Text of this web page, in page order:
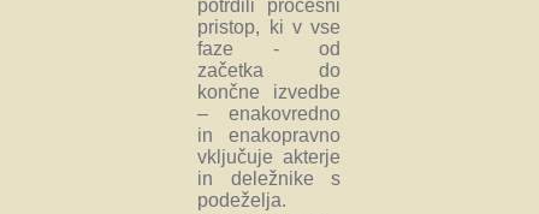
potrdili procesni
pristop, ki v vse
faze - od
začetka do
končne izvedbe
– enakovredno
in enakopravno
vključuje akterje
in deležnike s
podeželja.